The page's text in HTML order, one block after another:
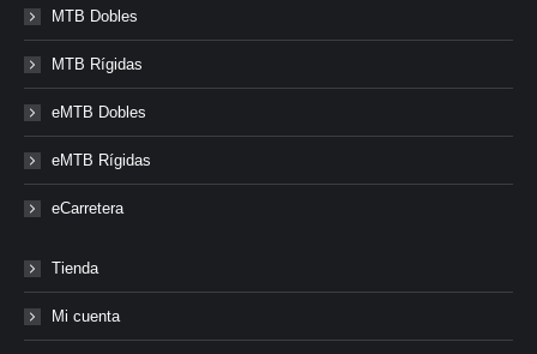
MTB Dobles
MTB Rígidas
eMTB Dobles
eMTB Rígidas
eCarretera
Tienda
Mi cuenta